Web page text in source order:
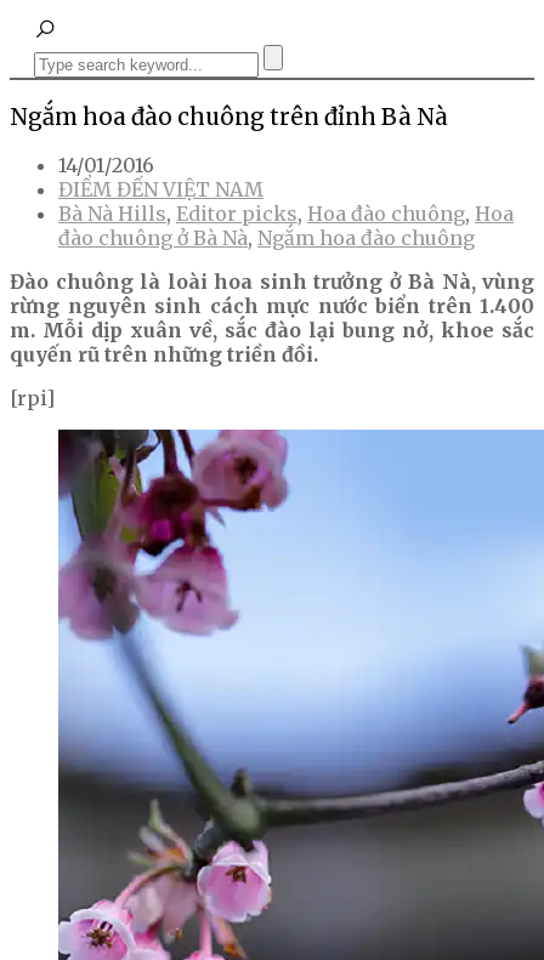
Ngắm hoa đào chuông trên đỉnh Bà Nà
14/01/2016
ĐIỂM ĐẾN VIỆT NAM
Bà Nà Hills, Editor picks, Hoa đào chuông, Hoa
đào chuông ở Bà Nà, Ngắm hoa đào chuông
Đào chuông là loài hoa sinh trưởng ở Bà Nà, vùng
rừng nguyên sinh cách mực nước biển trên 1.400
m. Mỗi dịp xuân về, sắc đào lại bung nở, khoe sắc
quyến rũ trên những triền đồi.
[rpi]